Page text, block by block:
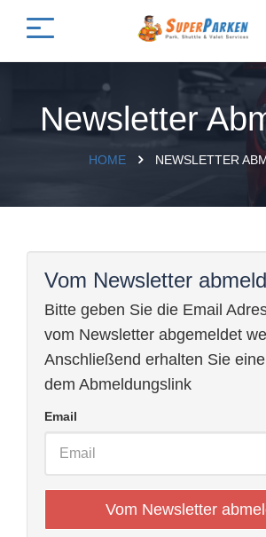
Newsletter
HOME NEWSLETTER
Vom Newsletter
Bitte geben Sie die Email
vom Newsletter abgemeldet
Anschließend erhalten Sie
dem Abmeldungslink
Email